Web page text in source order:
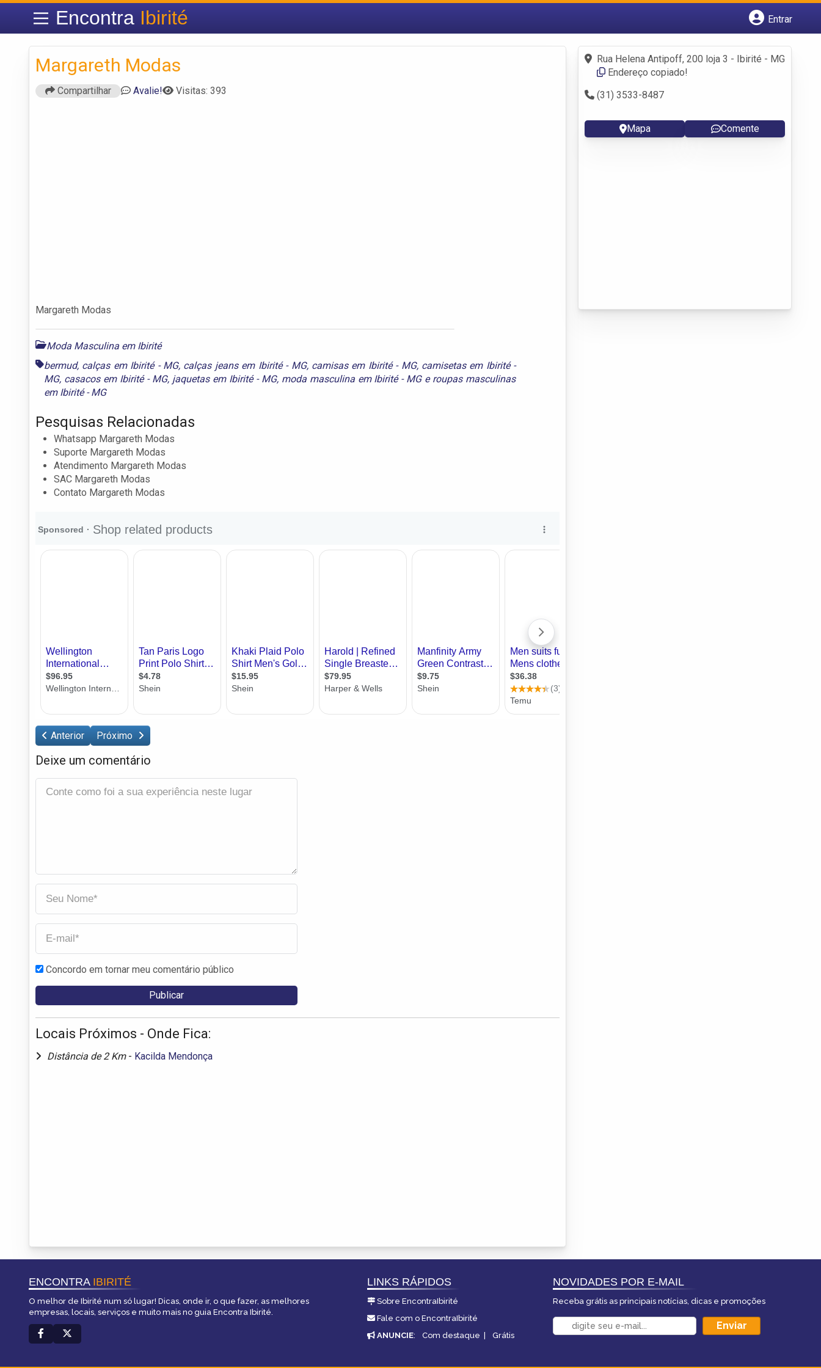
Encontra Ibirité
Entrar
Fazer login
Criar conta
Margareth Modas
Compartilhar Avalie! Visitas: 393
Margareth Modas
Moda Masculina em Ibirité
bermud, calças em Ibirité - MG, calças jeans em Ibirité - MG, camisas em Ibirité - MG, camisetas em Ibirité -
MG, casacos em Ibirité - MG, jaquetas em Ibirité - MG, moda masculina em Ibirité - MGe roupas masculinas
em Ibirité - MG
Pesquisas Relacionadas
Whatsapp Margareth Modas
Suporte Margareth Modas
Atendimento Margareth Modas
SAC Margareth Modas
Contato Margareth Modas
Anterior Próximo
Deixe um comentário
Concordo em tornar meu comentário público
Locais Próximos - Onde Fica:
Distância de 2 Km - Kacilda Mendonça
Rua Helena Antipoff, 200 loja 3 - Ibirité - MG
Endereço copiado!
(31) 3533-8487
Mapa Comente
ENCONTRA IBIRITÉ
O melhor de Ibirité num só lugar! Dicas, onde ir, o que fazer, as melhores
empresas, locais, serviços e muito mais no guia Encontra Ibirité.
LINKS RÁPIDOS
Sobre EncontraIbirité
Fale com o EncontraIbirité
ANUNCIE: Com destaque | Grátis
NOVIDADES POR E-MAIL
Receba grátis as principais notícias, dicas e promoções